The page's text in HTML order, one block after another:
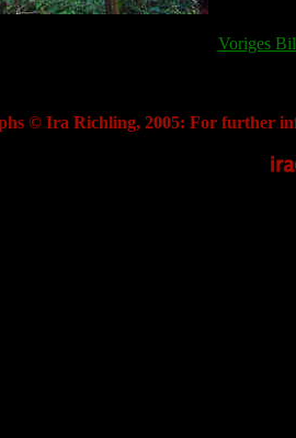
Voriges
© Ira Richling, 2005: For further